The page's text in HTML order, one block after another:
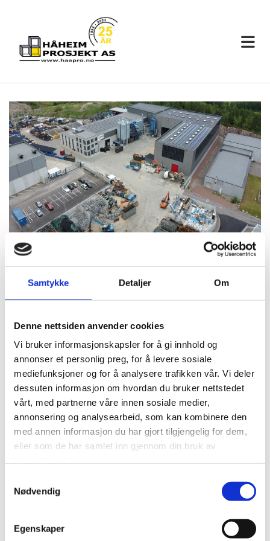
Samtykke Detaljer Om
Denne nettsiden anvender cookies
Vi bruker informasjonskapsler for å gi innhold og
annonser et personlig preg, for å levere sosiale
mediefunksjoner og for å analysere trafikken vår. Vi deler
dessuten informasjon om hvordan du bruker nettstedet
vårt, med partnerne våre innen sosiale medier,
annonsering og analysearbeid, som kan kombinere den
med annen informasjon du har gjort tilgjengelig for dem,
eller som de har samlet inn gjennom din bruk av
Nødvendig
Egenskaper
Gjenvinningsanlegg- Tønsberg - 2021
OPPDRAGSGIVER/BYGGHERRE:
Sirkulær Eiendom AS
BESKRIVELSE:
(høyde 14 m) samt ca 7500 m2 med utvendig
industriareal og VA anlegg. Ny kjørevekt og oljeutskiller.